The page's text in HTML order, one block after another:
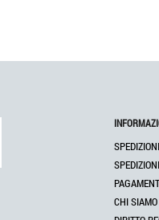
CHI SIAMO